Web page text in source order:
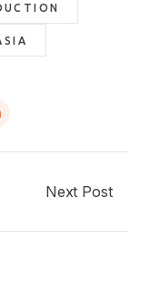
Next Post